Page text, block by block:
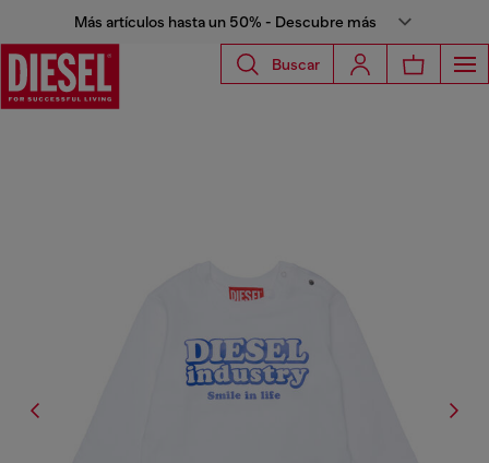
Más artículos hasta un 50% - Descubre más
Buscar